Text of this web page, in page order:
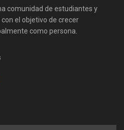
comunidad de estudiantes y
el objetivo de crecer
como persona.